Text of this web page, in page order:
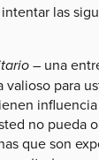
las
– una
para
no pueda
que son